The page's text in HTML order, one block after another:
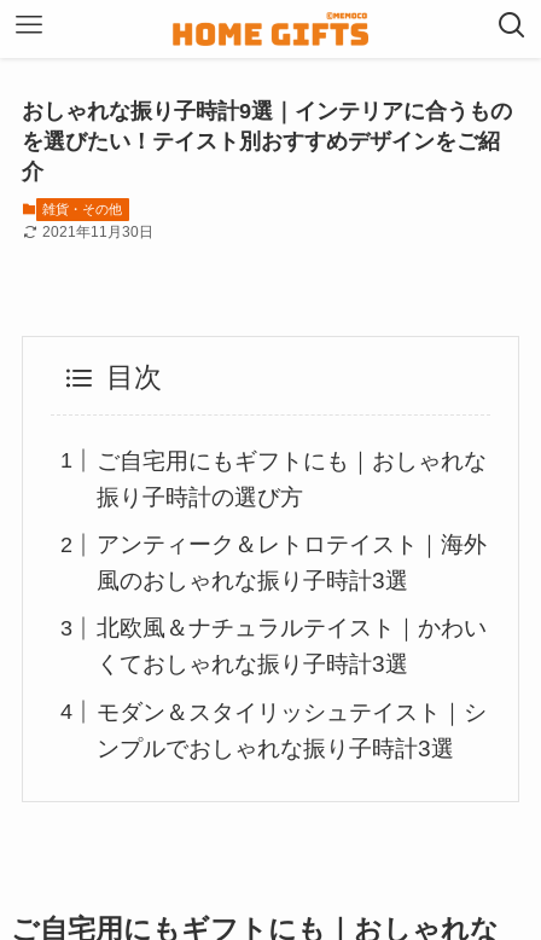
おしゃれな振り子時計9選｜インテリアに合うもの
を選びたい！テイスト別おすすめデザインをご紹
介
雑貨・その他
2021年11月30日
目次
ご自宅用にもギフトにも｜おしゃれな
振り子時計の選び方
アンティーク＆レトロテイスト｜海外
風のおしゃれな振り子時計3選
北欧風＆ナチュラルテイスト｜かわい
くておしゃれな振り子時計3選
モダン＆スタイリッシュテイスト｜シ
ンプルでおしゃれな振り子時計3選
ご自宅用にもギフトにも｜おしゃれな